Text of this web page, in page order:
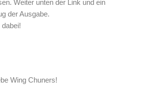
Weiter unten der Link und ein
der Ausgabe.
Wing Chuners!